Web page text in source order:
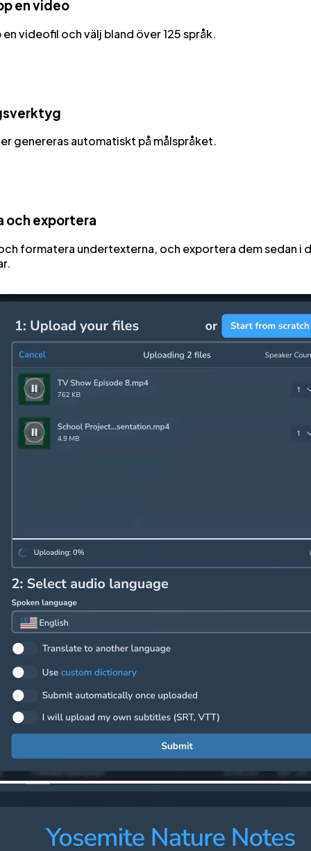
en video
en videofil och välj bland över 125 språk.
genereras automatiskt på målspråket.
och exportera
formatera undertexterna, och exportera dem sedan i